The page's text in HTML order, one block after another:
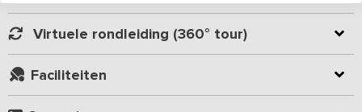
combimagnetron ontbreken niet en het uitzicht over de
omliggende weilanden is fantastisch.
Op de begane grond bevindt zich één van de zes slaapkamers.
Deze slaapkamer is voorzien van twee 1-persoons bedden.
Aangrenzend bevindt zich een badkamer met douche, toilet en
Virtuele rondleiding (360° tour)
Faciliteiten